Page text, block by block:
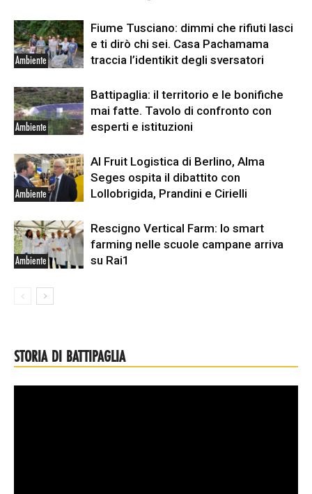
Ambiente
Fiume Tusciano: dimmi che rifiuti lasci
e ti dirò chi sei. Casa Pachamama
traccia l’identikit degli sversatori
Ambiente
Battipaglia: il territorio e le bonifiche
mai fatte. Tavolo di confronto con
esperti e istituzioni
Ambiente
Al Fruit Logistica di Berlino, Alma
Seges ospita il dibattito con
Lollobrigida, Prandini e Cirielli
Ambiente
Rescigno Vertical Farm: lo smart
farming nelle scuole campane arriva
su Rai1
STORIA DI BATTIPAGLIA